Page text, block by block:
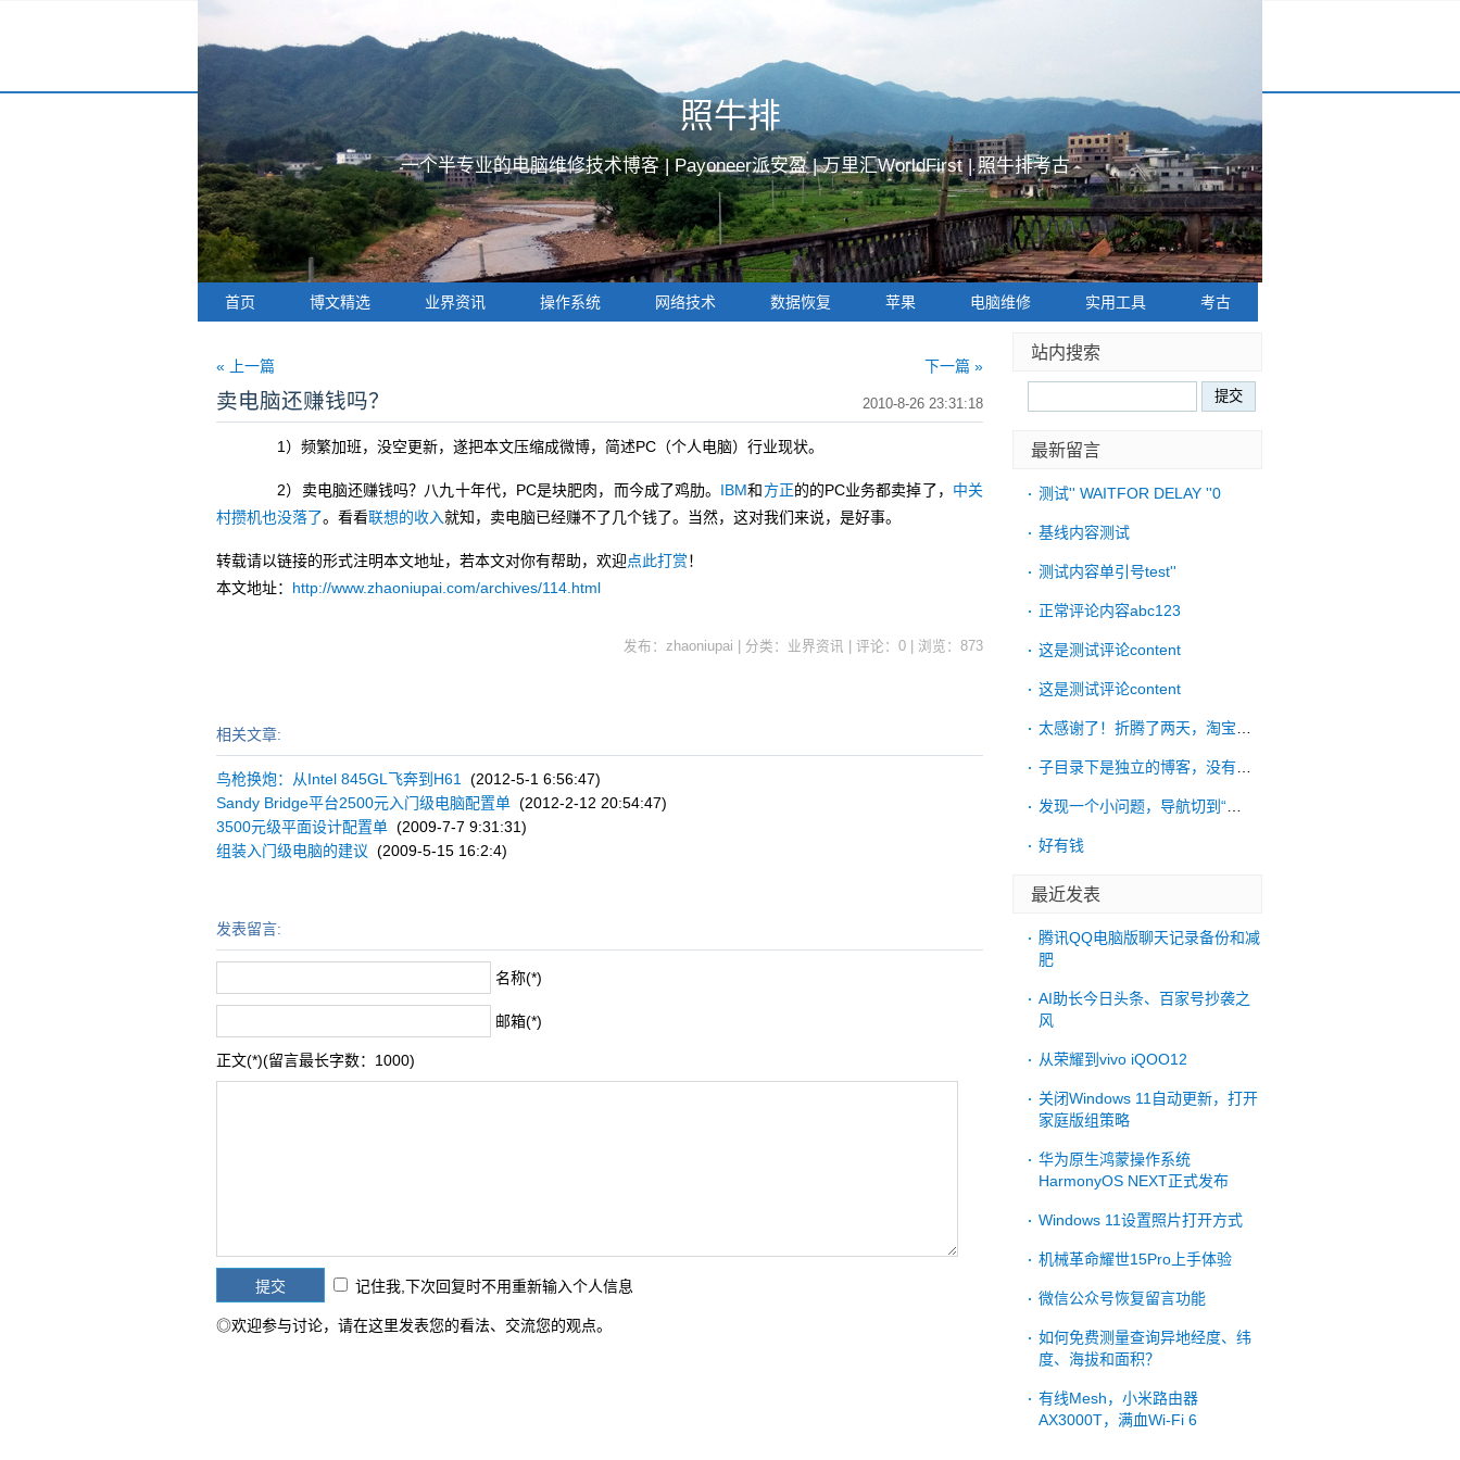
照牛排
一个半专业的电脑维修技术博客 |Payoneer派安盈|万里汇WorldFirst|照牛排考古
首页 博文精选 业界资讯 操作系统 网络技术 数据恢复 苹果 电脑维修 实用工具 考古
« 上一篇 下一篇 »
2010-8-26 23:31:18
卖电脑还赚钱吗？
1）频繁加班，没空更新，遂把本文压缩成微博，简述PC（个人电脑）行业现状。
2）卖电脑还赚钱吗？八九十年代，PC是块肥肉，而今成了鸡肋。 IBM和方正的的PC业务都卖掉了， 中关
村攒机也没落了。看看联想的收入就知，卖电脑已经赚不了几个钱了。当然，这对我们来说，是好事。
转载请以链接的形式注明本文地址，若本文对你有帮助，欢迎点此打赏！
本文地址： http://www.zhaoniupai.com/archives/114.html
发布：zhaoniupai | 分类：业界资讯 | 评论：0 | 浏览： 873
相关文章:
鸟枪换炮：从Intel 845GL飞奔到H61
(2012-5-1 6:56:47)
Sandy Bridge平台2500元入门级电脑配置单 (2012-2-12 20:54:47)
3500元级平面设计配置单 (2009-7-7 9:31:31)
组装入门级电脑的建议 (2009-5-15 16:2:4)
发表留言:
名称(*)
邮箱(*)
正文(*)(留言最长字数：1000)
记住我,下次回复时不用重新输入个人信息
◎欢迎参与讨论，请在这里发表您的看法、交流您的观点。
站内搜索
最新留言
测试'' WAITFOR DELAY ''0
基线内容测试
测试内容单引号test''
正常评论内容abc123
这是测试评论content
这是测试评论content
好有钱
最近发表
腾讯QQ电脑版聊天记录备份和减
肥
AI助长今日头条、百家号抄袭之
风
从荣耀到vivo iQOO12
关闭Windows 11自动更新，打开
家庭版组策略
华为原生鸿蒙操作系统
HarmonyOS NEXT正式发布
Windows 11设置照片打开方式
机械革命耀世15Pro上手体验
微信公众号恢复留言功能
如何免费测量查询异地经度、纬
度、海拔和面积？
有线Mesh，小米路由器
AX3000T，满血Wi-Fi 6